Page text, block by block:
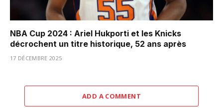
NBA Cup 2024 : Ariel Hukporti et les Knicks
décrochent un titre historique, 52 ans après
17 DÉCEMBRE 2025
ADD A COMMENT